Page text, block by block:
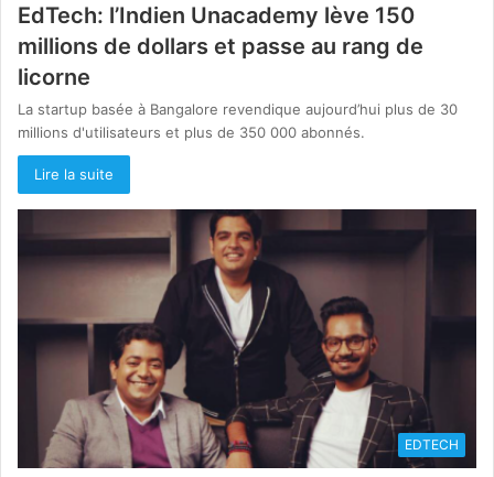
EdTech: l’Indien Unacademy lève 150
millions de dollars et passe au rang de
licorne
La startup basée à Bangalore revendique aujourd’hui plus de 30
millions d'utilisateurs et plus de 350 000 abonnés.
Lire la suite
EDTECH